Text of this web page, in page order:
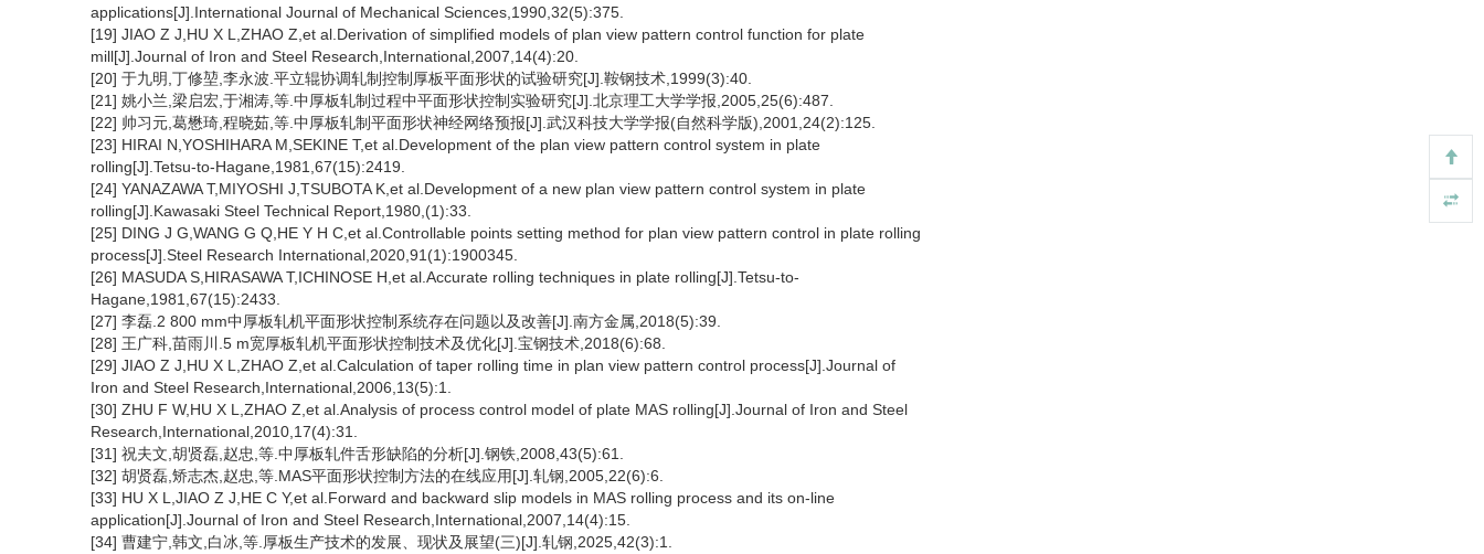
applications[J].International Journal of Mechanical Sciences,1990,32(5):375.
[19] JIAO Z J,HU X L,ZHAO Z,et al.Derivation of simplified models of plan view pattern control function for plate
mill[J].Journal of Iron and Steel Research,International,2007,14(4):20.
[20] 于九明,丁修堃,李永波.平立辊协调轧制控制厚板平面形状的试验研究[J].鞍钢技术,1999(3):40.
[21] 姚小兰,梁启宏,于湘涛,等.中厚板轧制过程中平面形状控制实验研究[J].北京理工大学学报,2005,25(6):487.
[22] 帅习元,葛懋琦,程晓茹,等.中厚板轧制平面形状神经网络预报[J].武汉科技大学学报(自然科学版),2001,24(2):125.
[23] HIRAI N,YOSHIHARA M,SEKINE T,et al.Development of the plan view pattern control system in plate
rolling[J].Tetsu-to-Hagane,1981,67(15):2419.
[24] YANAZAWA T,MIYOSHI J,TSUBOTA K,et al.Development of a new plan view pattern control system in plate
rolling[J].Kawasaki Steel Technical Report,1980,(1):33.
[25] DING J G,WANG G Q,HE Y H C,et al.Controllable points setting method for plan view pattern control in plate rolling
process[J].Steel Research International,2020,91(1):1900345.
[26] MASUDA S,HIRASAWA T,ICHINOSE H,et al.Accurate rolling techniques in plate rolling[J].Tetsu-to-
Hagane,1981,67(15):2433.
[27] 李磊.2 800 mm中厚板轧机平面形状控制系统存在问题以及改善[J].南方金属,2018(5):39.
[28] 王广科,苗雨川.5 m宽厚板轧机平面形状控制技术及优化[J].宝钢技术,2018(6):68.
[29] JIAO Z J,HU X L,ZHAO Z,et al.Calculation of taper rolling time in plan view pattern control process[J].Journal of
Iron and Steel Research,International,2006,13(5):1.
[30] ZHU F W,HU X L,ZHAO Z,et al.Analysis of process control model of plate MAS rolling[J].Journal of Iron and Steel
Research,International,2010,17(4):31.
[31] 祝夫文,胡贤磊,赵忠,等.中厚板轧件舌形缺陷的分析[J].钢铁,2008,43(5):61.
[32] 胡贤磊,矫志杰,赵忠,等.MAS平面形状控制方法的在线应用[J].轧钢,2005,22(6):6.
[33] HU X L,JIAO Z J,HE C Y,et al.Forward and backward slip models in MAS rolling process and its on-line
application[J].Journal of Iron and Steel Research,International,2007,14(4):15.
[34] 曹建宁,韩文,白冰,等.厚板生产技术的发展、现状及展望(三)[J].轧钢,2025,42(3):1.